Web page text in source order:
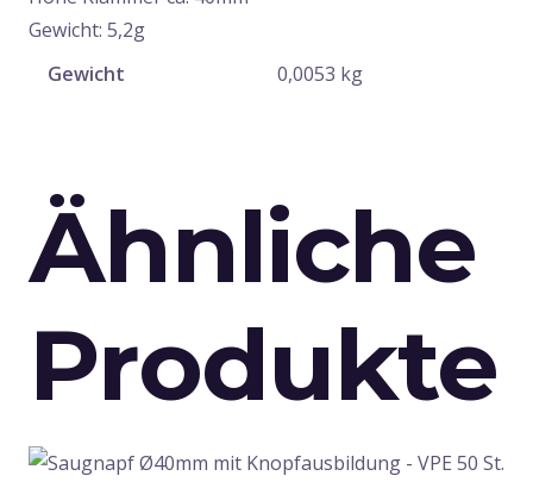
Gewicht: 5,2g
Gewicht
0,0053 kg
Ähnliche
Produkte